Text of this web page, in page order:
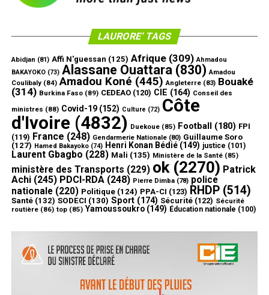
LAURORE’ TAGS
Abidjan (81) Affi N'guessan (125) Afrique(309) Ahmadou
BAKAYOKO(73) Alassane Ouattara (830) Amadou
Coulibaly(84) Amadou Koné (445) Angleterre(83) Bouaké
(314) Burkina Faso(89) CEDEAO(120) CIE (164) Conseil des
ministres (88) Covid-19(152) Culture (72) Côte
d'Ivoire(4832) Duekoue(85) Football (180) FPI
(119) France (248) Gendarmerie Nationale(80) Guillaume Soro
(127) Hamed Bakayoko(74) Henri Konan Bédié(149) justice (101)
Laurent Gbagbo (228) Mali (135) Ministère de la Santé(85)
ministère des Transports (229) ok(2270) Patrick
Achi(245) PDCI-RDA(248) Pierre Dimba(78) police
nationale(220) Politique(124) PPA-CI (123) RHDP(514)
Santé(132) SODECI (130) Sport(174) Sécurité(122) Sécurité
routière(86) top(85) Yamoussoukro(149) Éducation nationale (100)